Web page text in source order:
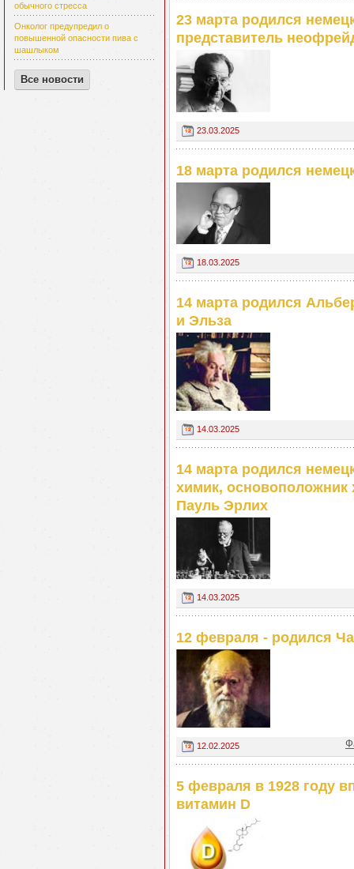
обычного стресса
Онколог предупредил о
повышенной опасности пива с
шашлыком
Все новости
23 марта родился
представитель
23.03.2025
18 марта родился
18.03.2025
14 марта родился
и Эльза
14.03.2025
14 марта родился
химик, основоположник
Пауль Эрлих
14.03.2025
12 февраля - родился
12.02.2025
5 февраля в 1928 году
витамин D